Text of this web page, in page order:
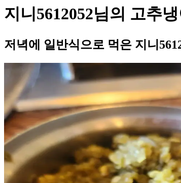
지니5612052님의 고추
저녁에 일반식으로 먹은 지니